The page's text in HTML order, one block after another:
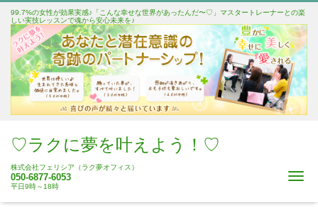
99.7%の女性が効果実感♪「こんな幸せな世界があったんだ〜♡」マスタートレーナーとの楽
しい実技レッスンで魂から安心未来を♪
♡ラクに夢を叶えよう！♡
株式会社フェリシア（ラク夢オフィス）
050-6877-6053
平日9時～18時